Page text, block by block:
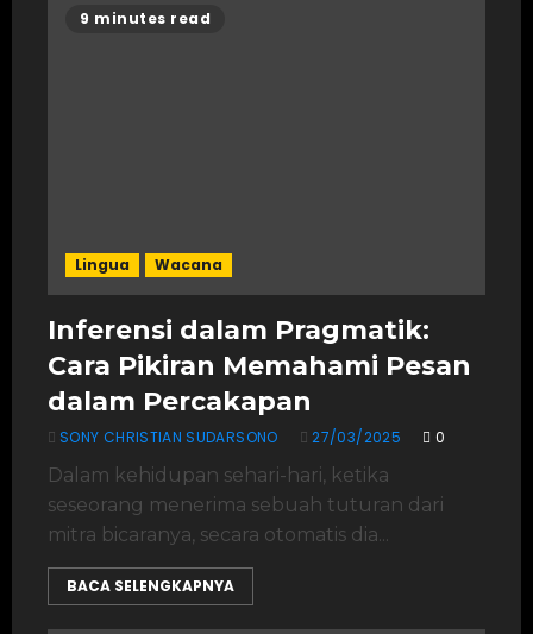
9 minutes read
Lingua Wacana
Inferensi dalam Pragmatik:
Cara Pikiran Memahami Pesan
dalam Percakapan
SONY CHRISTIAN SUDARSONO 27/03/2025 0
Dalam kehidupan sehari-hari, ketika
seseorang menerima sebuah tuturan dari
mitra bicaranya, secara otomatis dia...
BACA SELENGKAPNYA